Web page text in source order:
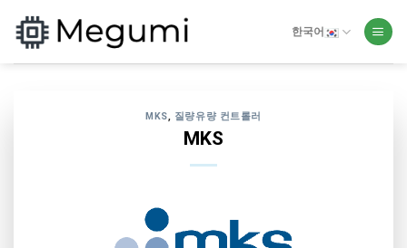
content
한국어
MKS 질량유량 컨트롤러
MKS